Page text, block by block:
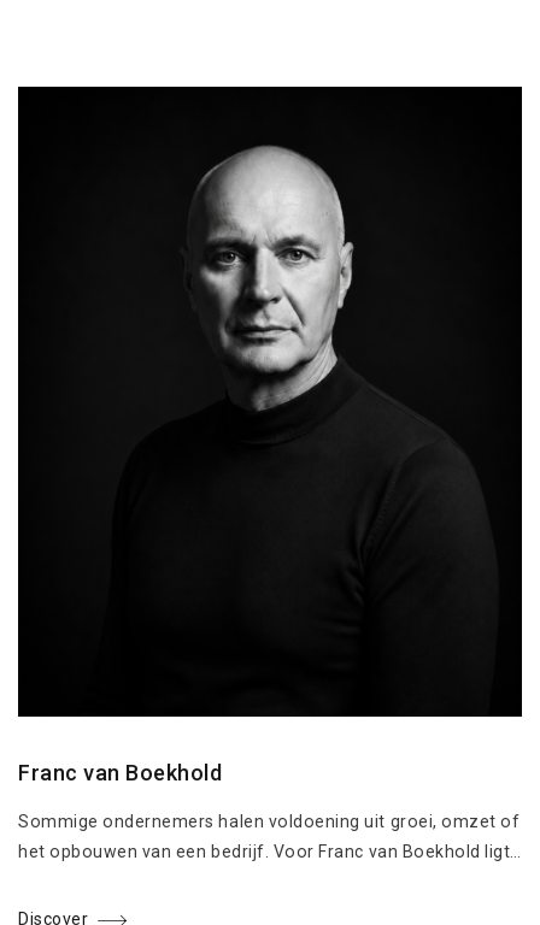
Franc van Boekhold
Sommige ondernemers halen voldoening uit groei, omzet of
het opbouwen van een bedrijf. Voor Franc van Boekhold ligt…
Discover